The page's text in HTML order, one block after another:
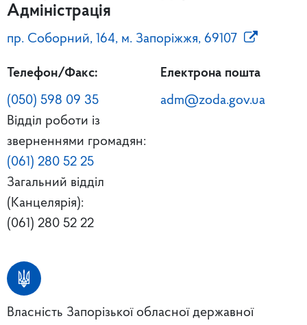
Адміністрація
пр. Соборний, 164, м. Запоріжжя, 69107
Телефон/Факс:
(050) 598 09 35
Відділ роботи із
зверненнями громадян:
(061) 280 52 25
Загальний відділ
(Канцелярія):
(061) 280 52 22
Електрона пошта
adm@zoda.gov.ua
Власність Запорізької обласної державної